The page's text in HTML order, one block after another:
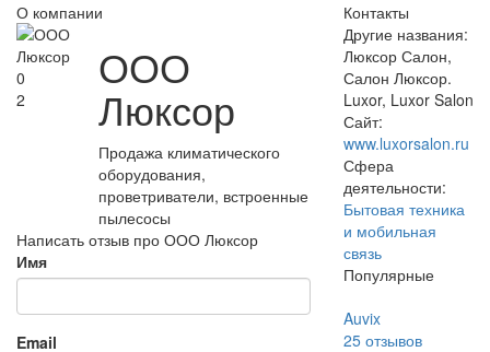
О компании
0
2
ООО
Люксор
Продажа климатического
оборудования,
проветриватели, встроенные
пылесосы
Написать отзыв про ООО Люксор
Имя
Email
Контакты
Другие названия:
Люксор Салон,
Салон Люксор.
Luxor, Luxor Salon
Сайт:
www.luxorsalon.ru
Сфера
деятельности:
Бытовая техника
и мобильная
связь
Популярные
Auvix
25отзывов